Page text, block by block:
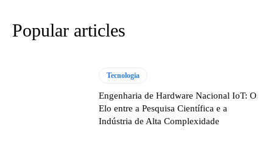
Popular articles
Tecnologia
Engenharia de Hardware Nacional IoT: O
Elo entre a Pesquisa Científica e a
Indústria de Alta Complexidade